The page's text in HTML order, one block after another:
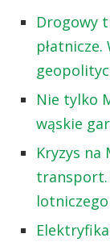
Drogowy
Nie tylko
wąskie
Kryzys na
transport.